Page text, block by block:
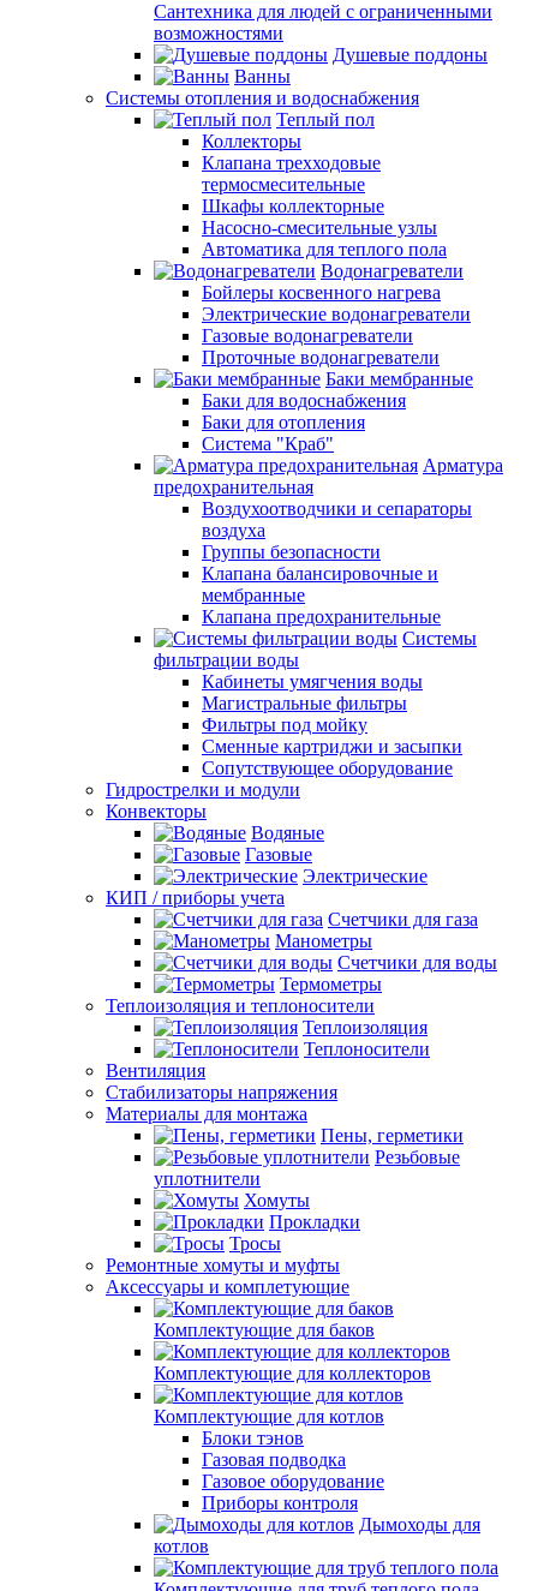
Сантехника для людей с ограниченными
возможностями
Душевые поддоны
Ванны
Системы отопления и водоснабжения
Теплый пол
Коллекторы
Клапана трехходовые
термосмесительные
Шкафы коллекторные
Насосно-смесительные узлы
Автоматика для теплого пола
Водонагреватели
Бойлеры косвенного нагрева
Электрические водонагреватели
Газовые водонагреватели
Проточные водонагреватели
Баки мембранные
Баки для водоснабжения
Баки для отопления
Система "Краб"
Арматура
предохранительная
Воздухоотводчики и сепараторы
воздуха
Группы безопасности
Клапана балансировочные и
мембранные
Клапана предохранительные
Системы
фильтрации воды
Кабинеты умягчения воды
Магистральные фильтры
Фильтры под мойку
Сменные картриджи и засыпки
Сопутствующее оборудование
Гидрострелки и модули
Конвекторы
Водяные
Газовые
Электрические
КИП / приборы учета
Счетчики для газа
Манометры
Счетчики для воды
Термометры
Теплоизоляция и теплоносители
Теплоизоляция
Теплоносители
Вентиляция
Стабилизаторы напряжения
Материалы для монтажа
Пены, герметики
Резьбовые
уплотнители
Хомуты
Прокладки
Тросы
Ремонтные хомуты и муфты
Аксессуары и комплетующие
Комплектующие для баков
Комплектующие для коллекторов
Комплектующие для котлов
Блоки тэнов
Газовая подводка
Газовое оборудование
Приборы контроля
Дымоходы для
котлов